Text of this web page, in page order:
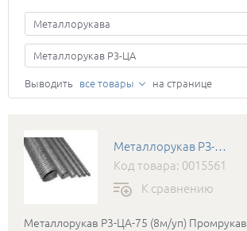
Металлорукава
Металлорукав P3-ЦА
Выводить все товары на странице
Металлорукав РЗ-ЦА-75 (03752)
Код товара: 0015561
К сравнению
Металлорукав Р3-ЦА-75 (8м/уп) Промрукав